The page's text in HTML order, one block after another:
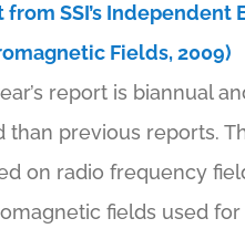
from SSI’s Independent
Fields, 2009)
report is biannual
than previous reports.
on radio frequency
fields used